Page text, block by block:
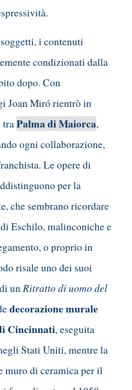
i contenuti
condizionati dalla
dopo. Con
Joan Miró rientrò in
traPalma di Maiorca,
ogni collaborazione,
Le opere di
per la
che sembrano ricordare
Eschilo, malinconiche e
o proprio in
risale uno dei suoi
unRitratto di uomo del
decorazione murale
Cincinnati, eseguita
Stati Uniti, mentre la
muro di ceramica per il